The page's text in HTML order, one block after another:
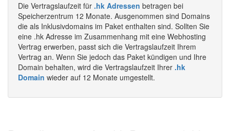
Die Vertragslaufzeit für .hk Adressen betragen bei
Speicherzentrum 12 Monate. Ausgenommen sind Domains
die als Inklusivdomains im Paket enthalten sind. Sollten Sie
eine .hk Adresse im Zusammenhang mit eine Webhosting
Vertrag erwerben, passt sich die Vertragslaufzeit Ihrem
Vertrag an. Wenn Sie jedoch das Paket kündigen und Ihre
Domain behalten, wird die Vertragslaufzeit Ihrer .hk
Domain wieder auf 12 Monate umgestellt.